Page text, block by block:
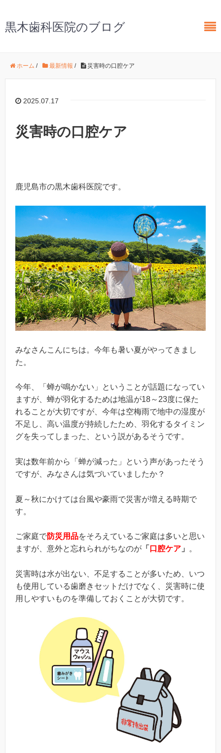
黒木歯科医院のブログ
ホーム / 最新情報 / 災害時の口腔ケア
2025.07.17
災害時の口腔ケア
鹿児島市の黒木歯科医院です。
みなさんこんにちは。今年も暑い夏がやってきまし
た。
今年、「蝉が鳴かない」ということが話題になってい
ますが、蝉が羽化するためは地温が18～23度に保た
れることが大切ですが、今年は空梅雨で地中の湿度が
不足し、高い温度が持続したため、羽化するタイミン
グを失ってしまった、という説があるそうです。
実は数年前から「蝉が減った」という声があったそう
ですが、みなさんは気づいていましたか？
夏～秋にかけては台風や豪雨で災害が増える時期で
す。
ご家庭で防災用品をそろえているご家庭は多いと思い
ますが、意外と忘れられがちなのが 「 口腔ケア 」 。
災害時は水が出ない、不足することが多いため、いつ
も使用している歯磨きセットだけでなく、災害時に使
用しやすいものを準備しておくことが大切です。